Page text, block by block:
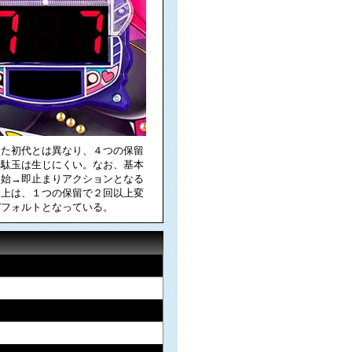
初代とは異なり、４つの保留
玉は生じにくい。なお、基本
→即止まりアクションとなる
は、１つの保留で２回以上変
ォルトとなっている。